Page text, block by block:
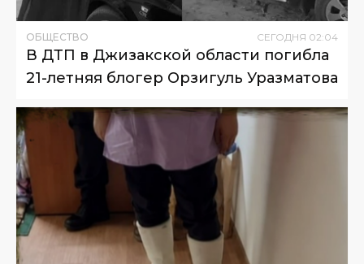
ОБЩЕСТВО СЕГОДНЯ 02:04
В ДТП в Джизакской области погибла
21-летняя блогер Орзигуль Уразматова